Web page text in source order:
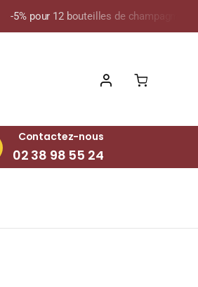
12 bouteilles de champagne de la
Contactez-nous
02 38 98 55 24